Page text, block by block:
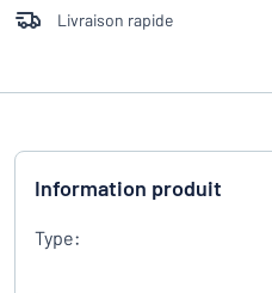
Livraison rapide
Information produit
Type: